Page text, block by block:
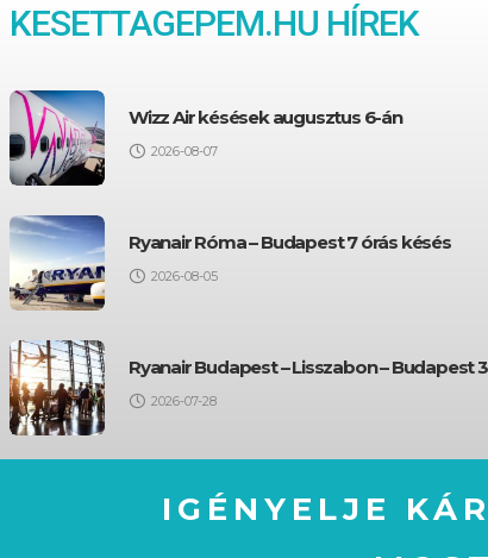
KESETTAGEPEM.HU HÍREK
Wizz Air késések augusztus 6-án
2026-08-07
Ryanair Róma – Budapest 7 órás késés
2026-08-05
Ryanair Budapest – Lisszabon – Budapest
2026-07-28
IGÉNYELJE